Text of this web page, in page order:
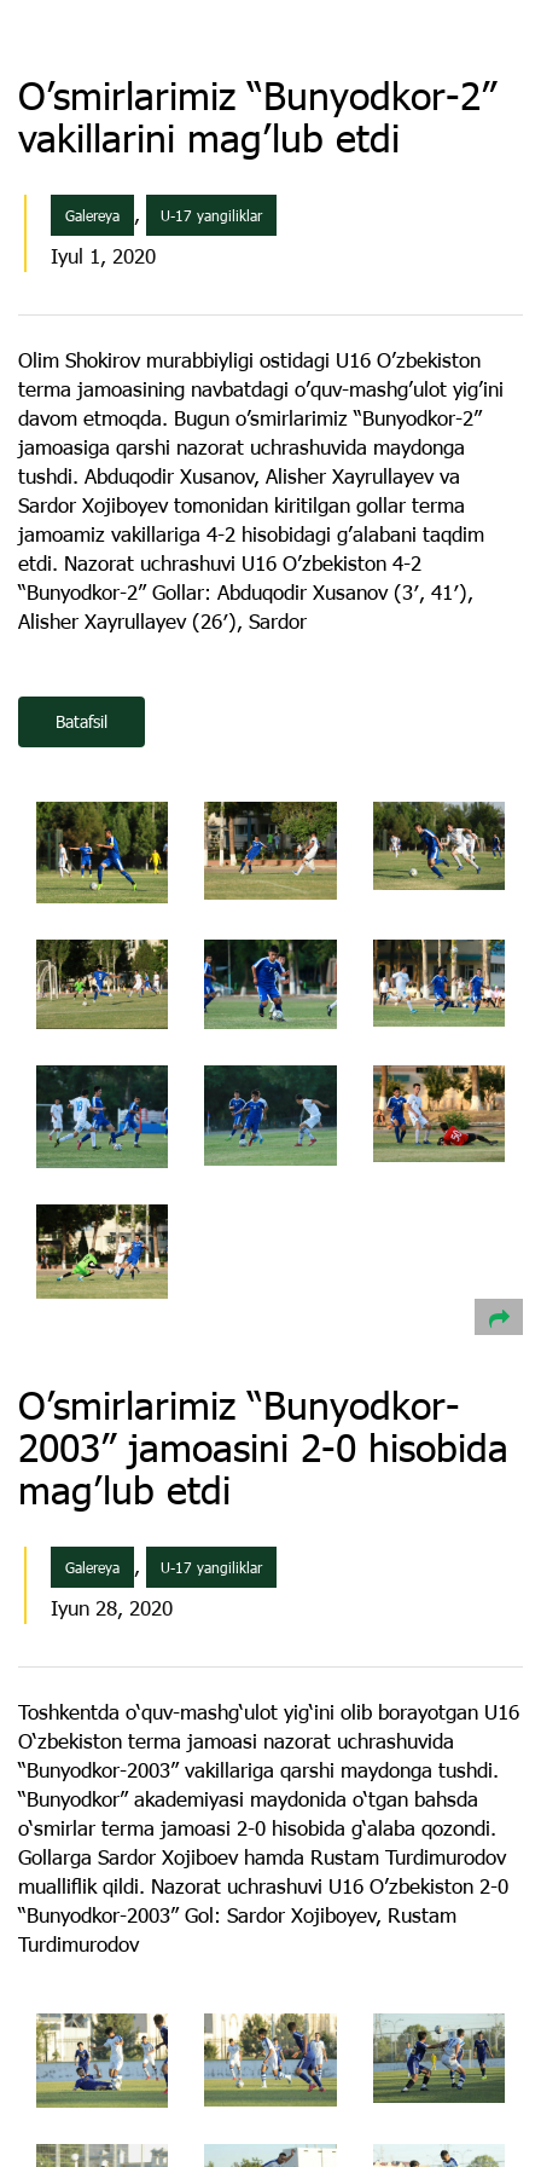
O’smirlarimiz “Bunyodkor-2”
vakillarini mag’lub etdi
Galereya , U-17 yangiliklar
Iyul 1, 2020
Olim Shokirov murabbiyligi ostidagi U16 O’zbekiston
terma jamoasining navbatdagi o’quv-mashg’ulot yig’ini
davom etmoqda. Bugun o’smirlarimiz “Bunyodkor-2”
jamoasiga qarshi nazorat uchrashuvida maydonga
tushdi. Abduqodir Xusanov, Alisher Xayrullayev va
Sardor Xojiboyev tomonidan kiritilgan gollar terma
jamoamiz vakillariga 4-2 hisobidagi g’alabani taqdim
etdi. Nazorat uchrashuvi U16 O’zbekiston 4-2
“Bunyodkor-2” Gollar: Abduqodir Xusanov (3′, 41′),
Alisher Xayrullayev (26′), Sardor
Batafsil
O’smirlarimiz “Bunyodkor-
2003” jamoasini 2-0 hisobida
mag’lub etdi
Galereya , U-17 yangiliklar
Iyun 28, 2020
Toshkentda o‘quv-mashg‘ulot yig‘ini olib borayotgan U16
O‘zbekiston terma jamoasi nazorat uchrashuvida
“Bunyodkor-2003” vakillariga qarshi maydonga tushdi.
“Bunyodkor” akademiyasi maydonida o‘tgan bahsda
o‘smirlar terma jamoasi 2-0 hisobida g‘alaba qozondi.
Gollarga Sardor Xojiboev hamda Rustam Turdimurodov
mualliflik qildi. Nazorat uchrashuvi U16 O’zbekiston 2-0
“Bunyodkor-2003” Gol: Sardor Xojiboyev, Rustam
Turdimurodov